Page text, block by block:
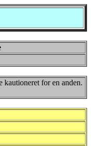
kautioneret for en anden.